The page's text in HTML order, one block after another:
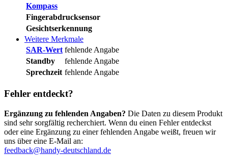
Kompass
Fingerabdrucksensor
Gesichtserkennung
Weitere Merkmale
SAR-Wert fehlende Angabe
Standby
fehlende Angabe
Sprechzeit fehlende Angabe
Fehler entdeckt?
Ergänzung zu fehlenden Angaben? Die Daten zu diesem Produkt
sind sehr sorgfältig recherchiert. Wenn du einen Fehler entdeckst
oder eine Ergänzung zu einer fehlenden Angabe weißt, freuen wir
uns über eine E-Mail an:
feedback@handy-deutschland.de